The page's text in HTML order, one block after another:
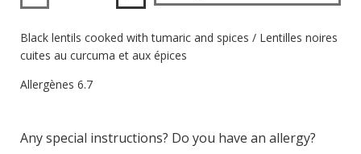
Black lentils cooked with tumaric and spices / Lentilles noires
cuites au curcuma et aux épices
Allergènes 6.7
Any special instructions? Do you have an allergy?